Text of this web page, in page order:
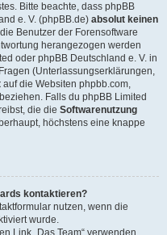
Bitte beachte, dass phpBB
e. V. (phpBB.de) absolut keinen
Benutzer der Forensoftware
herangezogen werden
oder phpBB Deutschland e. V. in
(Unterlassungserklärungen,
auf die Websiten phpbb.com,
Falls du phpBB Limited
die die Softwarenutzung
höchstens eine knappe
kontaktieren?
nutzen, wenn die
wurde.
Link „Das Team“ verwenden.